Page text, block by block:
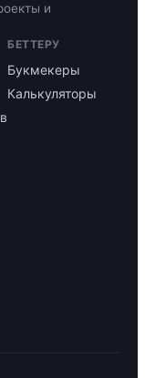
и
БЕТТЕРУ
Букмекеры
Калькуляторы